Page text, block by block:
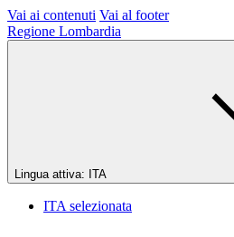
Vai ai contenuti Vai al footer
Regione Lombardia
Lingua attiva: ITA
ITA selezionata